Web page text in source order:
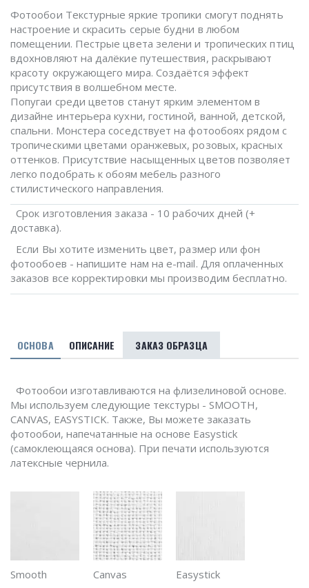
Фотообои Текстурные яркие тропики смогут поднять
настроение и скрасить серые будни в любом
помещении. Пестрые цвета зелени и тропических птиц
вдохновляют на далёкие путешествия, раскрывают
красоту окружающего мира. Создаётся эффект
присутствия в волшебном месте.
Попугаи среди цветов станут ярким элементом в
дизайне интерьера кухни, гостиной, ванной, детской,
спальни. Монстера соседствует на фотообоях рядом с
тропическими цветами оранжевых, розовых, красных
оттенков. Присутствие насыщенных цветов позволяет
легко подобрать к обоям мебель разного
стилистического направления.
Срок изготовления заказа - 10 рабочих дней (+
доставка).
Если Вы хотите изменить цвет, размер или фон
фотообоев - напишите нам на e-mail. Для оплаченных
заказов все корректировки мы производим бесплатно.
ОСНОВА ОПИСАНИЕ ЗАКАЗ ОБРАЗЦА
Фотообои изготавливаются на флизелиновой основе.
Мы используем следующие текстуры - SMOOTH,
CANVAS, EASYSTICK. Также, Вы можете заказать
фотообои, напечатанные на основе Easystick
(самоклеющаяся основа). При печати используются
латексные чернила.
Smooth Canvas
Easystick